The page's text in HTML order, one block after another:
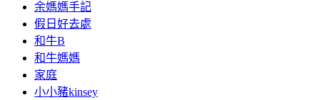
余媽媽手記
假日好去處
和牛B
和牛媽媽
家庭
小小豬kinsey